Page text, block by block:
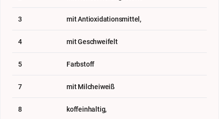
3 mit Antioxidationsmittel,
4 mit Geschweifelt
5 Farbstoff
7 mit Milcheiweiß
8 koffeinhaltig,